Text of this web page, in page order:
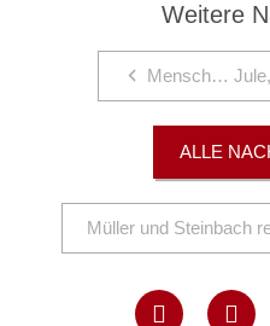
Weitere
Mensch…
ALLE
Müller und Steinbach